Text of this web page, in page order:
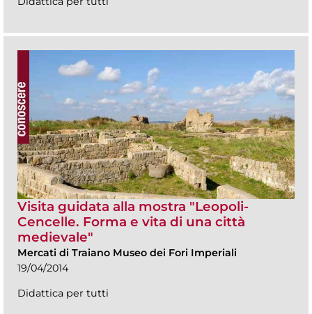
Visita guidata alla mostra "Leopoli-
Cencelle. Forma e vita di una città
medievale"
Mercati di Traiano Museo dei Fori Imperiali
19/04/2014
Didattica per tutti